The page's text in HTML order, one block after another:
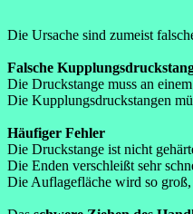
Die Ursache sind zumeist
Falsche
Die Druckstange muss an
Die Kupplungsdruckstangen
Häufiger Fehler
Die Druckstange ist nicht
Die Enden verschleißt sehr
Die Auflagefläche wird so